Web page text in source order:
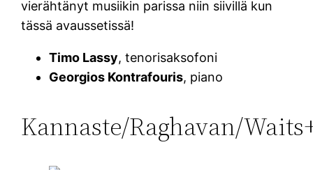
vierähtänyt musiikin parissa niin siivillä kun
tässä avaussetissä!
Timo Lassy, tenorisaksofoni
Georgios Kontrafouris, piano
Kannaste/Raghavan/